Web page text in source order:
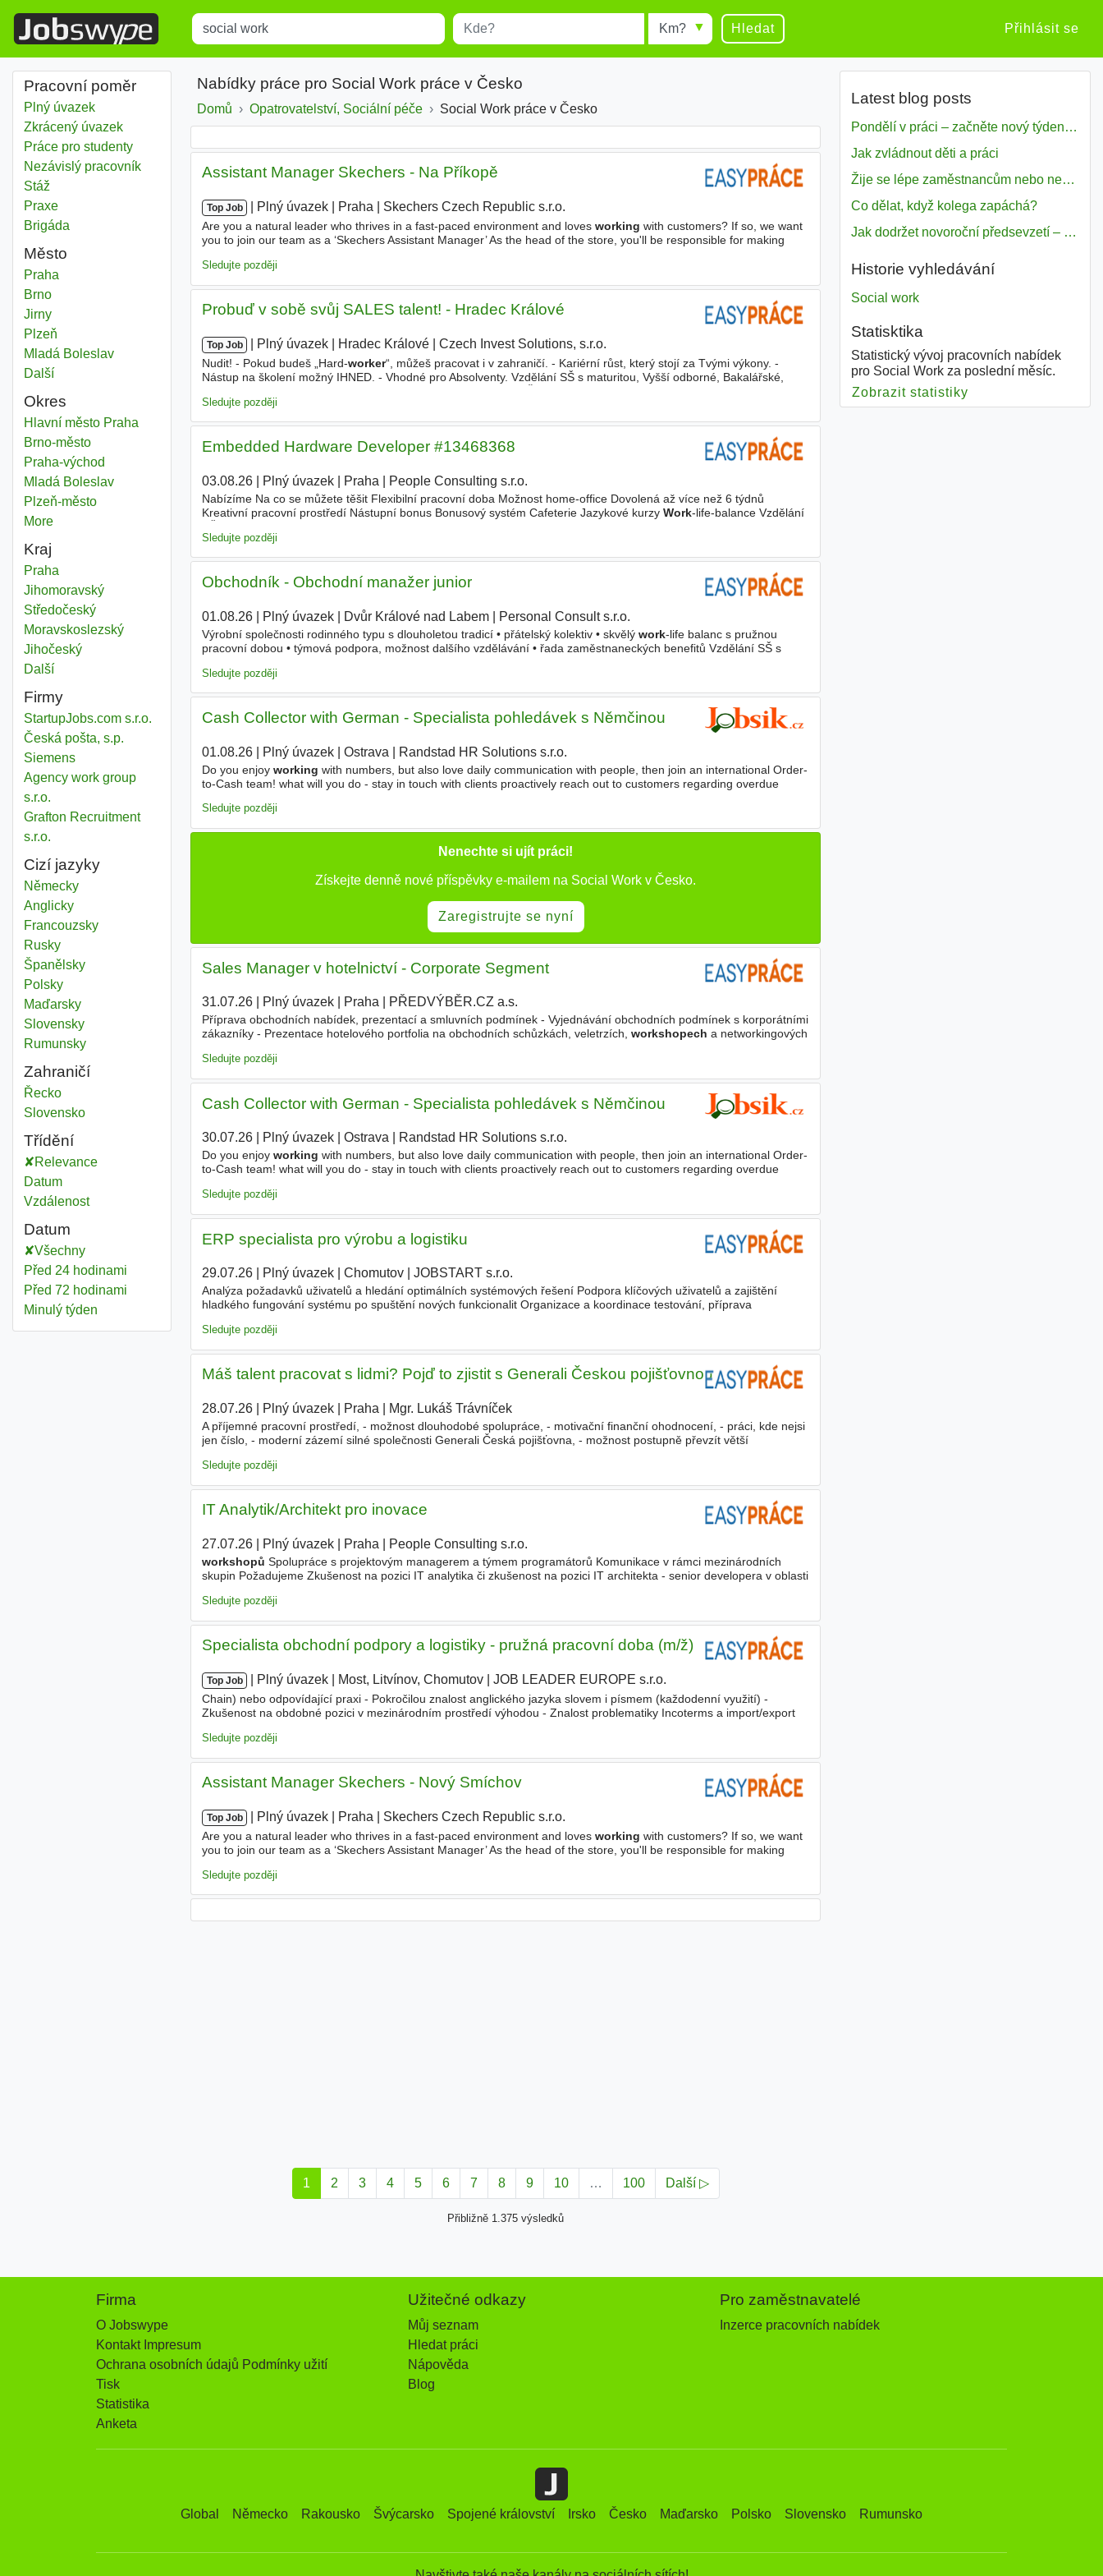
Title Místo
results.
Radius Hledat Přihlásit se
Pracovní poměr
Plný úvazek
Zkrácený úvazek
Práce pro studenty
Nezávislý pracovník
Stáž
Praxe
Brigáda
Město
Social work
Praha
Social work
Brno
Social work
Jirny
Social work
Plzeň
Social work
Mladá Boleslav
Dalšíměsta
Okres
Social work
Hlavní město Praha
Social work
Brno-městoOkres
Social work
Praha-východ
Social work
Mladá BoleslavOkres
Social work
Plzeň-městoOkres
Moredistricts
Kraj
Social work
Praha
Social work
JihomoravskýKraj
Social work
StředočeskýKraj
Social work
MoravskoslezskýKraj
Social work
JihočeskýKraj
Dalšíkraj
Firmy
StartupJobs.com s.r.o.
Česká pošta, s.p.
Siemens
Agency work group
s.r.o.
Grafton Recruitment
s.r.o.
Cizí jazyky
Německy
Anglicky
Francouzsky
Rusky
Španělsky
Polsky
Maďarsky
Slovensky
Rumunsky
Zahraničí
Social work
Řecko
Social work
Slovensko
Třídění
Relevance
Datum
Vzdálenost
Datum
Všechny
Před 24 hodinami
Před 72 hodinami
Minulý týden
Nabídky práce pro Social Work práce v Česko
Domů Opatrovatelství, Sociální péče Social Work práce v Česko
Assistant Manager Skechers - Na Příkopě
Top Job Plný úvazek Praha Skechers Czech Republic s.r.o.
Are you a natural leader who thrives in a fast-paced environment and loves working with customers? If so, we want
you to join our team as a ‘Skechers Assistant Manager’ As the head of the store, you'll be responsible for making
Sledujte později
Probuď v sobě svůj SALES talent! - Hradec Králové
Top Job Plný úvazek Hradec Králové Czech Invest Solutions, s.r.o.
Nudit! - Pokud budeš „Hard-worker“, můžeš pracovat i v zahraničí. - Kariérní růst, který stojí za Tvými výkony. -
Nástup na školení možný IHNED. - Vhodné pro Absolventy. Vzdělání SŠ s maturitou, Vyšší odborné, Bakalářské,
Sledujte později
Embedded Hardware Developer #13468368
03.08.26| Plný úvazek| Praha People Consulting s.r.o.
Nabízíme Na co se můžete těšit Flexibilní pracovní doba Možnost home-office Dovolená až více než 6 týdnů
Kreativní pracovní prostředí Nástupní bonus Bonusový systém Cafeterie Jazykové kurzy Work-life-balance Vzdělání
Sledujte později
Obchodník - Obchodní manažer junior
01.08.26| Plný úvazek| Dvůr Králové nad Labem| Personal Consult s.r.o.
Výrobní společnosti rodinného typu s dlouholetou tradicí • přátelský kolektiv • skvělý work-life balanc s pružnou
pracovní dobou • týmová podpora, možnost dalšího vzdělávání • řada zaměstnaneckých benefitů Vzdělání SŠ s
Sledujte později
Cash Collector with German - Specialista pohledávek s Němčinou
01.08.26| Plný úvazek| Ostrava Randstad HR Solutions s.r.o.
Do you enjoy working with numbers, but also love daily communication with people, then join an international Order-
to-Cash team! what will you do - stay in touch with clients proactively reach out to customers regarding overdue
Sledujte později
Nenechte si ujít práci!
Získejte denně nové příspěvky e-mailem na Social Work v Česko.
Zaregistrujte se nyní
Sales Manager v hotelnictví - Corporate Segment
31.07.26| Plný úvazek| Praha| PŘEDVÝBĚR.CZ a.s.
Příprava obchodních nabídek, prezentací a smluvních podmínek - Vyjednávání obchodních podmínek s korporátními
zákazníky - Prezentace hotelového portfolia na obchodních schůzkách, veletrzích, workshopech a networkingových
Sledujte později
Cash Collector with German - Specialista pohledávek s Němčinou
30.07.26| Plný úvazek| Ostrava| Randstad HR Solutions s.r.o.
Do you enjoy working with numbers, but also love daily communication with people, then join an international Order-
to-Cash team! what will you do - stay in touch with clients proactively reach out to customers regarding overdue
Sledujte později
ERP specialista pro výrobu a logistiku
29.07.26| Plný úvazek| Chomutov| JOBSTART s.r.o.
Analýza požadavků uživatelů a hledání optimálních systémových řešení Podpora klíčových uživatelů a zajištění
hladkého fungování systému po spuštění nových funkcionalit Organizace a koordinace testování, příprava
Sledujte později
Máš talent pracovat s lidmi? Pojď to zjistit s Generali Českou pojišťovnou
28.07.26| Plný úvazek| Praha Mgr. Lukáš Trávníček|
A příjemné pracovní prostředí, - možnost dlouhodobé spolupráce, - motivační finanční ohodnocení, - práci, kde nejsi
jen číslo, - moderní zázemí silné společnosti Generali Česká pojišťovna, - možnost postupně převzít větší
Sledujte později
IT Analytik/Architekt pro inovace
27.07.26| Plný úvazek| Praha People Consulting s.r.o.
workshopů Spolupráce s projektovým managerem a týmem programátorů Komunikace v rámci mezinárodních
skupin Požadujeme Zkušenost na pozici IT analytika či zkušenost na pozici IT architekta - senior developera v oblasti
Sledujte později
Specialista obchodní podpory a logistiky - pružná pracovní doba (m/ž)
Top Job Plný úvazek Most, Litvínov, Chomutov JOB LEADER EUROPE s.r.o.
Chain) nebo odpovídající praxi - Pokročilou znalost anglického jazyka slovem i písmem (každodenní využití) -
Zkušenost na obdobné pozici v mezinárodním prostředí výhodou - Znalost problematiky Incoterms a import/export
Sledujte později
Assistant Manager Skechers - Nový Smíchov
Top Job Plný úvazek Praha Skechers Czech Republic s.r.o.
Are you a natural leader who thrives in a fast-paced environment and loves working with customers? If so, we want
you to join our team as a ‘Skechers Assistant Manager’ As the head of the store, you'll be responsible for making
Sledujte později
1 2 3 4 5 6 7 8 9 10 … 100 Další ▷
Přibližně 1.375 výsledků
Latest blog posts
Pondělí v práci – začněte nový týden s motivací
Jak zvládnout děti a práci
Žije se lépe zaměstnancům nebo nezavislým pracovníkům
Co dělat, když kolega zapáchá?
Jak dodržet novoroční předsevzetí – naše tipy pro dobrý začátek roku 2018
Historie vyhledávání
Social work
Statisktika
Statistický vývoj pracovních nabídek
pro Social Work za poslední měsíc.
Zobrazit statistiky
Firma
O Jobswype
Kontakt Impresum
Ochrana osobních údajů Podmínky užití
Tisk
Statistika
Anketa
Užitečné odkazy
Můj seznam
Hledat práci
Nápověda
Blog
Pro zaměstnavatelé
Inzerce pracovních nabídek
Global Německo Rakousko Švýcarsko Spojené království Irsko Česko Maďarsko Polsko Slovensko Rumunsko